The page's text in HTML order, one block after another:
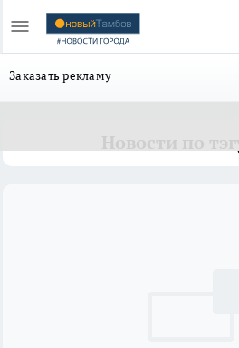
Заказать рекламу